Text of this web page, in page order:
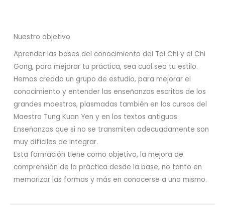
Nuestro objetivo
Aprender las bases del conocimiento del Tai Chi y el Chi
Gong, para mejorar tu práctica, sea cual sea tu estilo.
Hemos creado un grupo de estudio, para mejorar el
conocimiento y entender las enseñanzas escritas de los
grandes maestros, plasmadas también en los cursos del
Maestro Tung Kuan Yen y en los textos antiguos.
Enseñanzas que si no se transmiten adecuadamente son
muy difíciles de integrar.
Esta formación tiene como objetivo, la mejora de
comprensión de la práctica desde la base, no tanto en
memorizar las formas y más en conocerse a uno mismo.